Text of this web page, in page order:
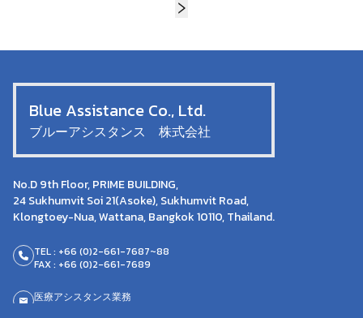
Blue Assistance Co., Ltd.
ブルーアシスタンス 株式会社
No.D 9th Floor, PRIME BUILDING,
24 Sukhumvit Soi 21(Asoke), Sukhumvit Road,
Klongtoey-Nua, Wattana, Bangkok 10110, Thailand.
TEL : +66 (0)2-661-7687~88
FAX : +66 (0)2-661-7689
医療アシスタンス業務